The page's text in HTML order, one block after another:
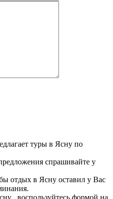
туры в Ясну по
спрашивайте у
отдых в Ясну оставил у Вас
, воспользуйтесь формой на